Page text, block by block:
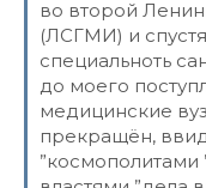
во второй
(ЛСГМИ) и
специальноть
до моего
медицинские
прекращён,